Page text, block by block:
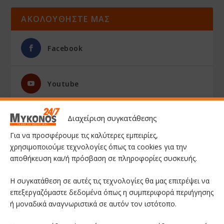
Διαχείριση συγκατάθεσης
Για να προσφέρουμε τις καλύτερες εμπειρίες,
χρησιμοποιούμε τεχνολογίες όπως τα cookies για την
αποθήκευση και/ή πρόσβαση σε πληροφορίες συσκευής.
Η συγκατάθεση σε αυτές τις τεχνολογίες θα μας επιτρέψει να
επεξεργαζόμαστε δεδομένα όπως η συμπεριφορά περιήγησης
ή μοναδικά αναγνωριστικά σε αυτόν τον ιστότοπο.
ΑΚΟΛΟΥΘΗΣΤΕ ΜΑΣ
Facebook
Youtube
Instagram